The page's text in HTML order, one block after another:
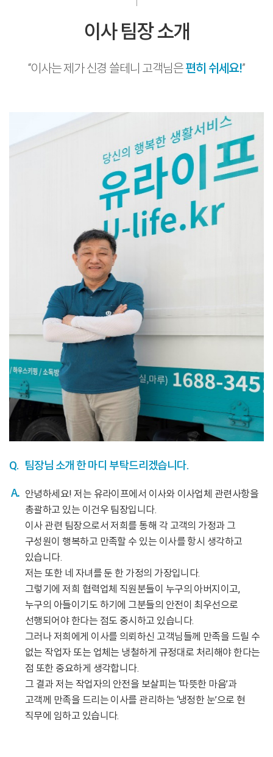
이사 팀장 소개
“이사는 제가 신경 쓸테니 고객님은편히 쉬세요!”
Q. 팀장님 소개 한 마디 부탁드리겠습니다.
안녕하세요! 저는 유라이프에서 이사와 이사업체 관련사항을
총괄하고 있는 이건우 팀장입니다.
이사 관련 팀장으로서 저희를 통해 각 고객의 가정과 그
구성원이 행복하고 만족할 수 있는 이사를 항시 생각하고
있습니다.
저는 또한 네 자녀를 둔 한 가정의 가장입니다.
그렇기에 저희 협력업체 직원분들이 누구의 아버지이고,
누구의 아들이기도 하기에 그분들의 안전이 최우선으로
선행되어야 한다는 점도 중시하고 있습니다.
그러나 저희에게 이사를 의뢰하신 고객님들께 만족을 드릴 수
없는 작업자 또는 업체는 냉철하게 규정대로 처리해야 한다는
점 또한 중요하게 생각합니다.
그 결과 저는 작업자의 안전을 보살피는 ‘따뜻한 마음’과
고객께 만족을 드리는 이사를 관리하는 ‘냉정한 눈’으로 현
직무에 임하고 있습니다.